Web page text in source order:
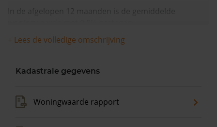
In de afgelopen 12 maanden is de gemiddelde
+ Lees de volledige omschrijving
Kadastrale gegevens
Woningwaarde rapport